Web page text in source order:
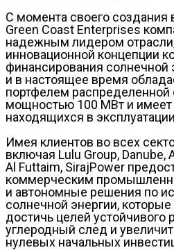
С момента своего создания
Green Coast Enterprises
надежным лидером
инновационной концепции
финансирования солнечной
и в настоящее время
портфелем распределенной
мощностью 100 МВт и имеет
находящихся в
Имея клиентов во всех
включая Lulu Group, Danube,
Al Futtaim, SirajPower
коммерческим
и автономные решения по
солнечной энергии,
достичь целей устойчивого
углеродный след и
нулевых начальных